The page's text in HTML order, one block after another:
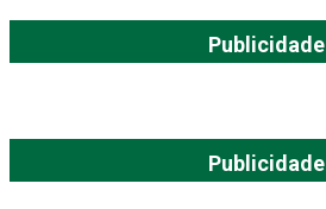
Publicidade
Publicidade